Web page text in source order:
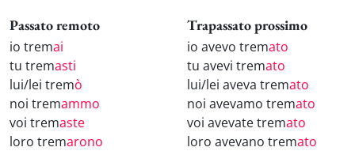
Passato remoto
io tremai
tu tremasti
lui/lei tremò
noi tremammo
voi tremaste
loro tremarono
Trapassato prossimo
io avevo tremato
tu avevi tremato
lui/lei aveva tremato
noi avevamo tremato
voi avevate tremato
loro avevano tremato